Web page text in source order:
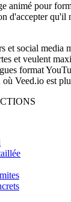
animé pour
d'accepter qu'il
et social media
et veulent
format
Veed.io est